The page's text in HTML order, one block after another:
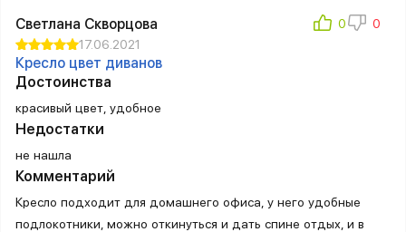
Светлана Скворцова
17.06.2021
Кресло цвет диванов
Достоинства
красивый цвет, удобное
Недостатки
не нашла
Комментарий
Кресло подходит для домашнего офиса, у него удобные
подлокотники, можно откинуться и дать спине отдых, и в